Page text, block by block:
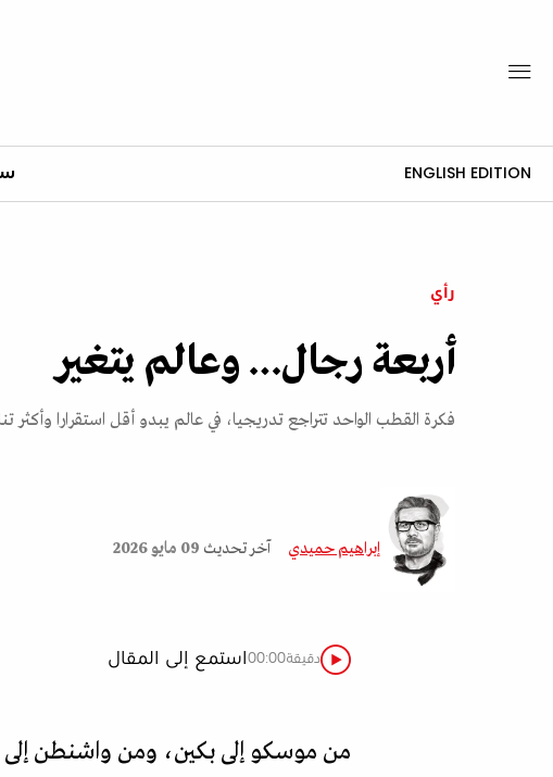
ENGLISH EDITION
رأي
أربعة رجال… وعالم يتغير
فكرة القطب الواحد تتراجع تدريجيا، في عالم يبدو أقل استقرارا
إبراهيم حميدي آخر تحديث 09 مايو 2026
استمع إلى المقال00:00دقيقة
من موسكو إلى بكين، ومن واشنطن إلى